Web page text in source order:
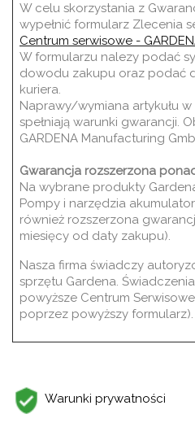
W celu skorzystania z
wypełnić formularz Zlecenia
Centrum serwisowe -
W formularzu nalezy podać
dowodu zakupu oraz podać
kuriera.
Naprawy/wymiana artykułu
spełniają warunki gwarancji.
GARDENA Manufacturing
Gwarancja rozszerzona
Na wybrane produkty
Pompy i narzędzia
również rozszerzona
miesięcy od daty zakupu).
Nasza firma świadczy
sprzętu Gardena. Świadczenia
powyższe Centrum
poprzez powyższy formularz).
Warunki prywatności